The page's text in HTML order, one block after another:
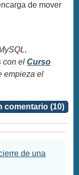
de mover
con elCurso
empieza el
comentario (10)
de una